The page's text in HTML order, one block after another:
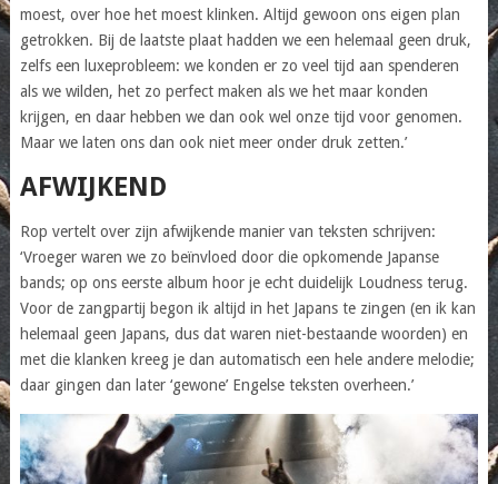
moest, over hoe het moest klinken. Altijd gewoon ons eigen plan
getrokken. Bij de laatste plaat hadden we een helemaal geen druk,
zelfs een luxeprobleem: we konden er zo veel tijd aan spenderen
als we wilden, het zo perfect maken als we het maar konden
krijgen, en daar hebben we dan ook wel onze tijd voor genomen.
Maar we laten ons dan ook niet meer onder druk zetten.’
AFWIJKEND
Rop vertelt over zijn afwijkende manier van teksten schrijven:
‘Vroeger waren we zo beïnvloed door die opkomende Japanse
bands; op ons eerste album hoor je echt duidelijk Loudness terug.
Voor de zangpartij begon ik altijd in het Japans te zingen (en ik kan
helemaal geen Japans, dus dat waren niet-bestaande woorden) en
met die klanken kreeg je dan automatisch een hele andere melodie;
daar gingen dan later ‘gewone’ Engelse teksten overheen.’